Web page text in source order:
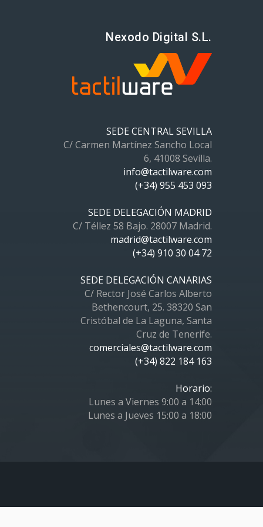
Nexodo Digital S.L.
SEDE CENTRAL SEVILLA
C/ Carmen Martínez Sancho Local
6, 41008 Sevilla.
info@tactilware.com
(+34) 955 453 093
SEDE DELEGACIÓN MADRID
C/ Téllez 58 Bajo. 28007 Madrid.
madrid@tactilware.com
(+34) 910 30 04 72
SEDE DELEGACIÓN CANARIAS
C/ Rector José Carlos Alberto
Bethencourt, 25. 38320 San
Cristóbal de La Laguna, Santa
Cruz de Tenerife.
comerciales@tactilware.com
(+34) 822 184 163
Horario:
Lunes a Viernes 9:00 a 14:00
Lunes a Jueves 15:00 a 18:00